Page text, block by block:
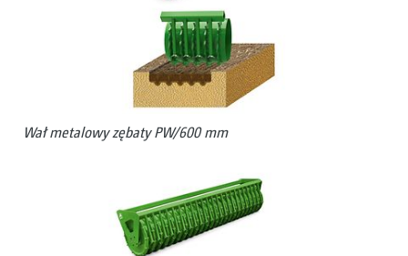
Wał metalowy zębaty PW/600 mm